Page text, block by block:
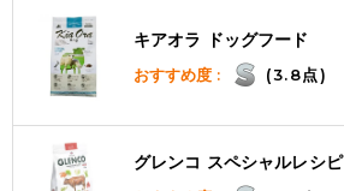
キアオラ ドッグフード
おすすめ度 : (3.8点)
グレンコ スペシャルレシピ